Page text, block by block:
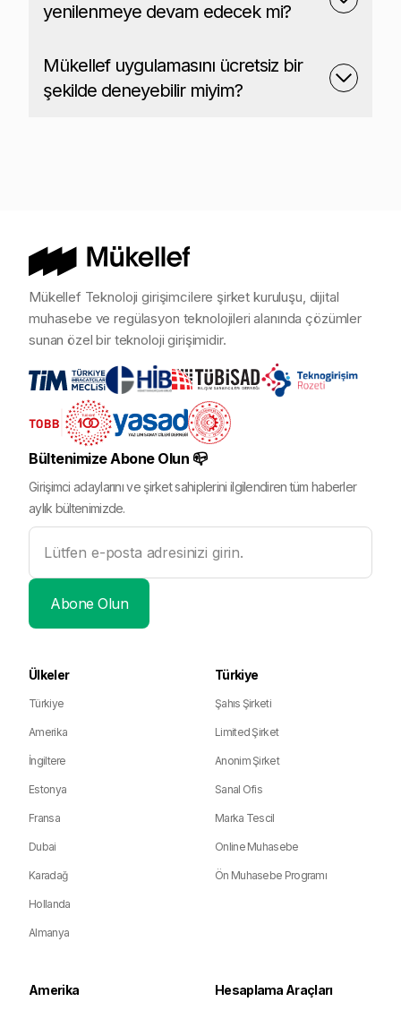
yenilenmeye devam edecek mi?
Mükellef uygulamasını ücretsiz bir
şekilde deneyebilir miyim?
Mükellef Teknoloji girişimcilere şirket kuruluşu, dijital
muhasebe ve regülasyon teknolojileri alanında çözümler
sunan özel bir teknoloji girişimidir.
Bültenimize Abone Olun 📪
Girişimci adaylarını ve şirket sahiplerini ilgilendiren tüm haberler
aylık bültenimizde.
Ülkeler
Türkiye
Amerika
İngiltere
Estonya
Fransa
Dubai
Karadağ
Hollanda
Almanya
Türkiye
Şahıs Şirketi
Limited Şirket
Anonim Şirket
Sanal Ofis
Marka Tescil
Online Muhasebe
Ön Muhasebe Programı
Amerika Hesaplama Araçları